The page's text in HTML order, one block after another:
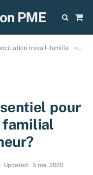
Cart
travail-famille »
pour
familial
Updated:
5 mai 2020